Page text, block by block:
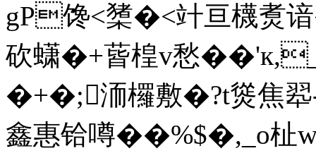
gP馋<橥�<竍亘櫗煑谙
砍蟏�+蒈楻v愁��'
�+�;洏欏敷�?t熧焦翆-
鑫惠铪噂��%